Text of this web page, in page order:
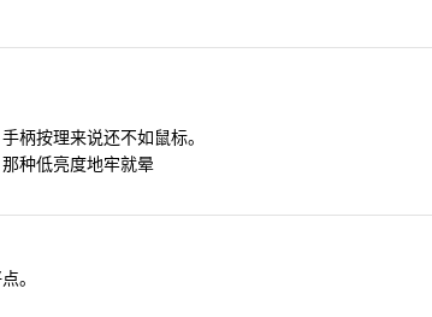
柄按理来说还不如鼠标。
种低亮度地牢就晕
。